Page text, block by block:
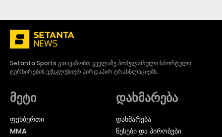
Setanta Sports გთავაზობთ ყველაზე პოპულარული სპორტული
ტურნირების ექსკლუზიურ პირდაპირ ტრანსლაციებს.
მეტი
ᲤᲔᲮᲑᲣᲠᲗᲘ
MMA
დახმარება
დახმარება
წესები და პირობები